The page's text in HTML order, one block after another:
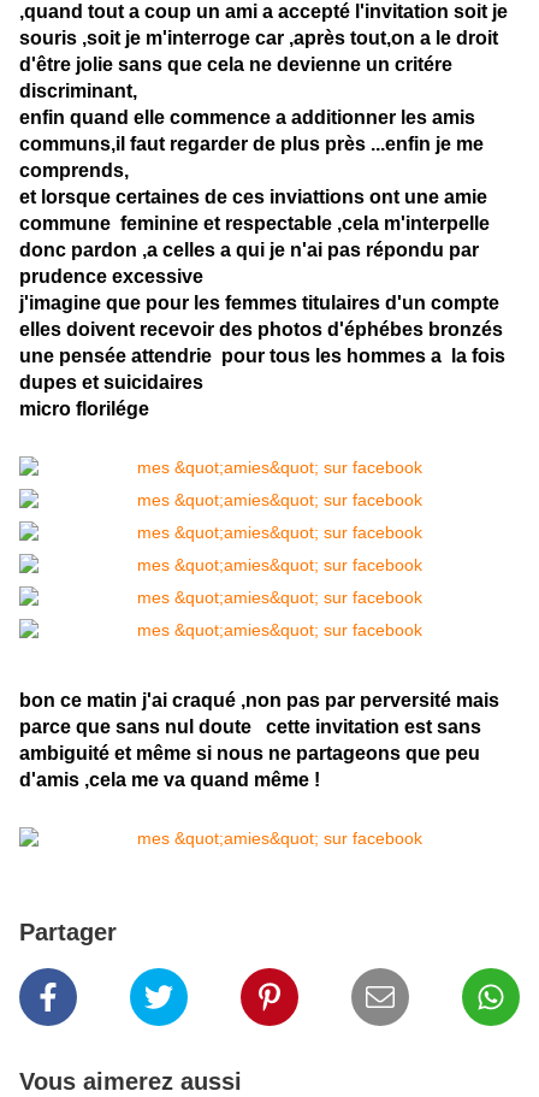
,quand tout a coup un ami a accepté l'invitation soit je
souris ,soit je m'interroge car ,après tout,on a le droit
d'être jolie sans que cela ne devienne un critére
discriminant,
enfin quand elle commence a additionner les amis
communs,il faut regarder de plus près ...enfin je me
comprends,
et lorsque certaines de ces inviattions ont une amie
commune feminine et respectable ,cela m'interpelle
donc pardon ,a celles a qui je n'ai pas répondu par
prudence excessive
j'imagine que pour les femmes titulaires d'un compte
elles doivent recevoir des photos d'éphébes bronzés
une pensée attendrie pour tous les hommes a la fois
dupes et suicidaires
micro florilége
bon ce matin j'ai craqué ,non pas par perversité mais
parce que sans nul doute cette invitation est sans
ambiguité et même si nous ne partageons que peu
d'amis ,cela me va quand même !
Partager
Vous aimerez aussi